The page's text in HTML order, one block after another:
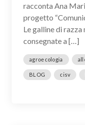
racconta Ana
progetto
Le galline di
consegnate a […]
agroecologia
BLOG cisv